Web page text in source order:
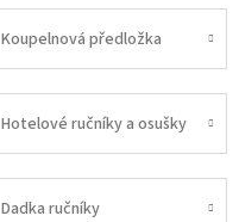
Koupelnová předložka
Hotelové ručníky a osušky
Dadka ručníky